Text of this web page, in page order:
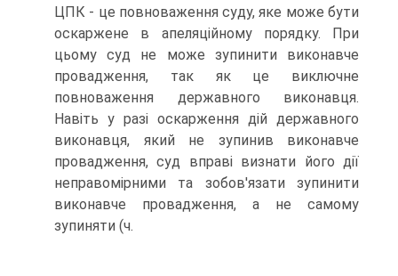
ЦПК - це повноваження суду, яке може бути
оскаржене в апеляційному порядку. При
цьому суд не може зупинити виконавче
провадження, так як це виключне
повноваження державного виконавця.
Навіть у разі оскарження дій державного
виконавця, який не зупинив виконавче
провадження, суд вправі визнати його дії
неправомірними та зобов'язати зупинити
виконавче провадження, а не самому
зупиняти (ч.